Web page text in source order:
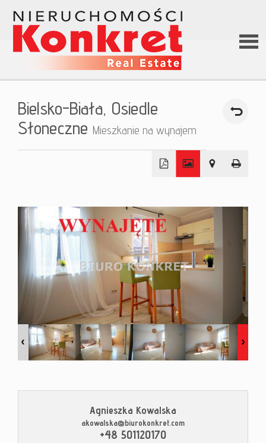
O
Bielsko-Biała, Osiedle
Słoneczne Mieszkanie na wynajem
−
Leaflet © MapTiler©
Agnieszka Kowalska
akowalska@biurokonkret.com
+48 501120170